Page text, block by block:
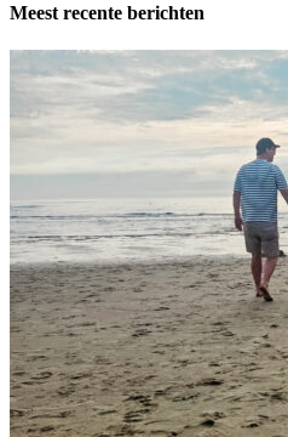
Meest recente berichten